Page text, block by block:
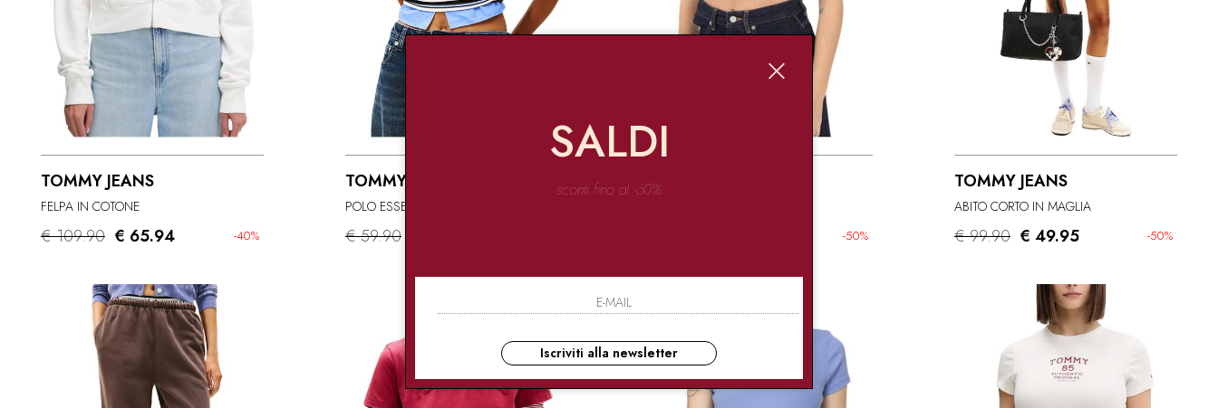
TOMMY JEANS
FELPA IN COTONE
€ 109.90 -40%
€ 65.94
TOMMY JEANS
POLO ESSENTIAL SLIM FIT
€ 59.90
TOMMY JEANS
-50%
TOMMY JEANS
ABITO CORTO IN MAGLIA
€ 99.90 -50%
€ 49.95
SALDI
sconti fino al -60%
Iscriviti alla newsletter